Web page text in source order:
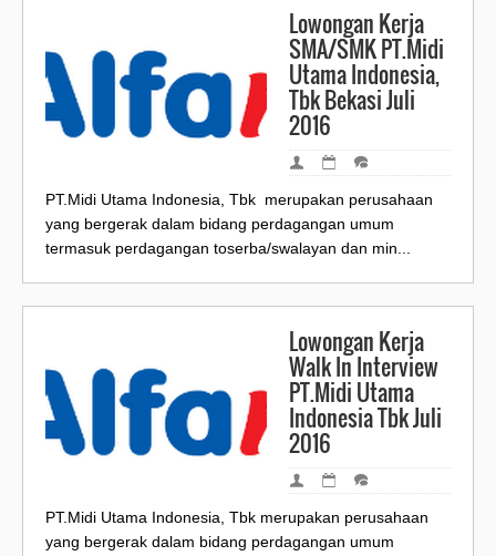
Lowongan Kerja
SMA/SMK PT.Midi
Utama Indonesia,
Tbk Bekasi Juli
2016
PT.Midi Utama Indonesia, Tbk merupakan perusahaan
yang bergerak dalam bidang perdagangan umum
termasuk perdagangan toserba/swalayan dan min...
Lowongan Kerja
Walk In Interview
PT.Midi Utama
Indonesia Tbk Juli
2016
PT.Midi Utama Indonesia, Tbk merupakan perusahaan
yang bergerak dalam bidang perdagangan umum